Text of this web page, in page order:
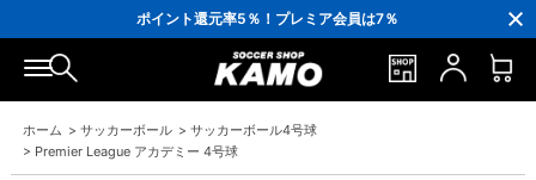
ポイント還元率5％！プレミア会員は7％
会員の方にはお誕生月に「10％OFFクーポン」プレゼント！
16,000円(税込)以上でシューズケースプレゼント！
3,300円(税込)以上で送料無料！
ホーム > サッカーボール > サッカーボール4号球
> Premier League アカデミー 4号球